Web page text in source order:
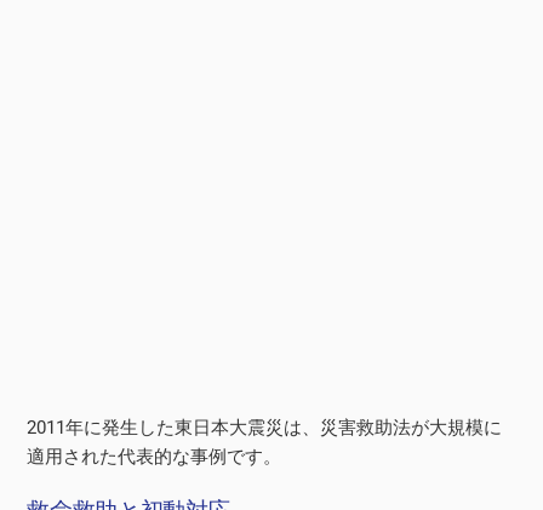
2011年に発生した東日本大震災は、災害救助法が大規模に
適用された代表的な事例です。